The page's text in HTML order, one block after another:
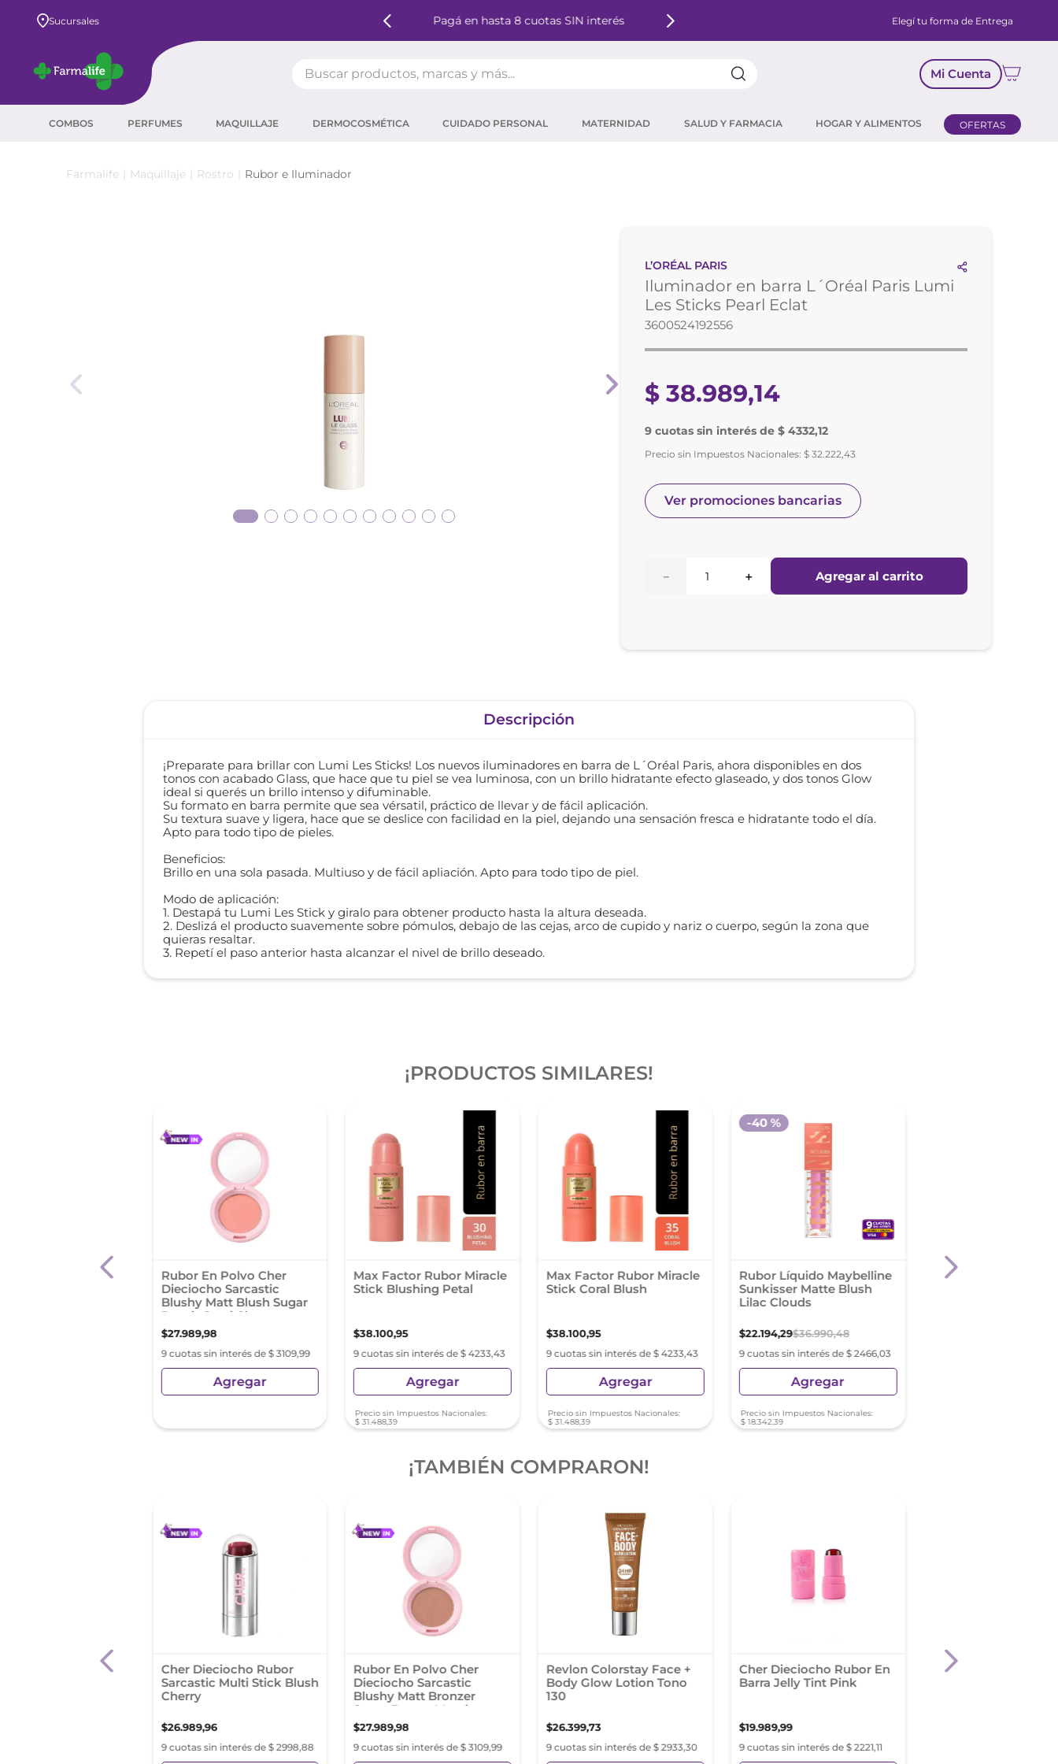
Sucursales Pagá en hasta 8 cuotas SIN interés Elegí tu forma de Entrega
Mi Cuenta
COMBOS PERFUMES MAQUILLAJE DERMOCOSMÉTICA CUIDADO PERSONAL MATERNIDAD SALUD Y FARMACIA HOGAR Y ALIMENTOS OFERTAS
Maquillaje Rostro Rubor e Iluminador
L’ORÉAL PARIS
Iluminador en barra L´Oréal Paris Lumi
Les Sticks Pearl Eclat
3600524192556
$ 38.989,14
9 cuotas sin interés de $ 4332,12
Precio sin Impuestos Nacionales:$ 32.222,43
Ver promociones bancarias
＋
－ Agregar al carrito
Descripción
¡Preparate para brillar con Lumi Les Sticks! Los nuevos iluminadores en barra de L´Oréal Paris, ahora disponibles en dos
tonos con acabado Glass, que hace que tu piel se vea luminosa, con un brillo hidratante efecto glaseado, y dos tonos Glow
ideal si querés un brillo intenso y difuminable.
Su formato en barra permite que sea vérsatil, práctico de llevar y de fácil aplicación.
Su textura suave y ligera, hace que se deslice con facilidad en la piel, dejando una sensación fresca e hidratante todo el día.
Apto para todo tipo de pieles.
Beneficios:
Brillo en una sola pasada. Multiuso y de fácil apliación. Apto para todo tipo de piel.
Modo de aplicación:
1. Destapá tu Lumi Les Stick y giralo para obtener producto hasta la altura deseada.
2. Deslizá el producto suavemente sobre pómulos, debajo de las cejas, arco de cupido y nariz o cuerpo, según la zona que
quieras resaltar.
3. Repetí el paso anterior hasta alcanzar el nivel de brillo deseado.
¡PRODUCTOS SIMILARES!
Rubor En Polvo Cher
Dieciocho Sarcastic
Blushy Matt Blush Sugar
Peach Coral Claro
$27.989,98
9 cuotas sin interés de $ 3109,99
Agregar
Max Factor Rubor Miracle
Stick Blushing Petal
$38.100,95
9 cuotas sin interés de $ 4233,43
Agregar
Precio sin Impuestos Nacionales:
$ 31.488,39
Max Factor Rubor Miracle
Stick Coral Blush
$38.100,95
9 cuotas sin interés de $ 4233,43
Agregar
Precio sin Impuestos Nacionales:
$ 31.488,39
Rubor Líquido Maybelline
Sunkisser Matte Blush
Lilac Clouds
$22.194,29$36.990,48
9 cuotas sin interés de $ 2466,03
-40 %
Agregar
Precio sin Impuestos Nacionales:
$ 18.342,39
Cher Dieciocho
¡TAMBIÉN COMPRARON!
Maybelline Fit Me
Cher Dieciocho Rubor
Sarcastic Multi Stick Blush
Cherry
$26.989,96
9 cuotas sin interés de $ 2998,88
Rubor En Polvo Cher
Dieciocho Sarcastic
Blushy Matt Bronzer
Sugar Brown Marrón
$27.989,98
9 cuotas sin interés de $ 3109,99
Revlon Colorstay Face +
Body Glow Lotion Tono
130
$26.399,73
9 cuotas sin interés de $ 2933,30
Cher Dieciocho Rubor En
Barra Jelly Tint Pink
$19.989,99
9 cuotas sin interés de $ 2221,11
Iluminador Líquido